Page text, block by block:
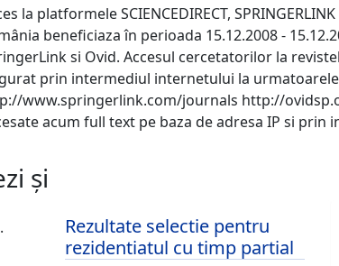
la platformele SCIENCEDIRECT,
beneficiaza în perioada 15.12.2008 -
si Ovid. Accesul cercetatorilor la
prin intermediul internetului la
www.springerlink.com/journals http://
acum full text pe baza de adresa IP si prin
și
Rezultate selectie pentru
rezidentiatul cu timp partial